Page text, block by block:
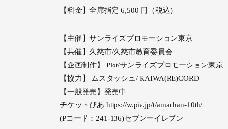
【料金】全席指定 6,500 円（税込）
【主催】サンライズプロモーション東京
【共催】久慈市/久慈市教育委員会
【企画制作】 Plot/サンライズプロモーション東京
【協力】 ムスタッシュ/ KAIWA(RE)CORD
【一般発売】発売中
チケットぴあ https://w.pia.jp/t/amachan-10th/
(Pコード：241-136)セブンーイレブン